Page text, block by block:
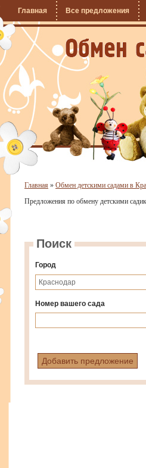
Главная Все предложения
Главная » Обмен детскими садами в
Предложения по обмену детскими
Поиск
Город
Номер вашего сада
Добавить предложение